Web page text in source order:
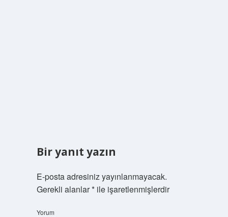
Bir yanıt yazın
E-posta adresiniz yayınlanmayacak.
Gerekli alanlar*ile işaretlenmişlerdir
Yorum